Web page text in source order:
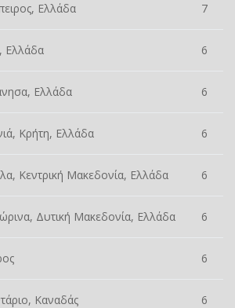
Ελλάδα 7
Ελλάδα 6
Ελλάδα 6
Κρήτη, Ελλάδα 6
Κεντρική Μακεδονία, Ελλάδα 6
Δυτική Μακεδονία, Ελλάδα 6
6
Καναδάς 6